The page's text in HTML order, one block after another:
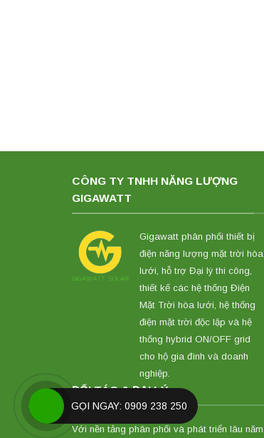
CÔNG TY TNHH NĂNG LƯỢNG
GIGAWATT
Gigawatt phân phối thiết bị
điện năng lượng mặt trời hòa
lưới, hỗ trợ Đại lý thi công,
thiết kế các hệ thống Điện
Mặt Trời hòa lưới, hệ thống
điện mặt trời độc lập và hệ
thống hybrid ON/OFF grid
cho hộ gia đình và doanh
nghiệp.
ĐỐI TÁC & ĐẠI LÝ
Với nền tảng phân phối và phát triển lâu năm
GỌI NGAY: 0909 238 250